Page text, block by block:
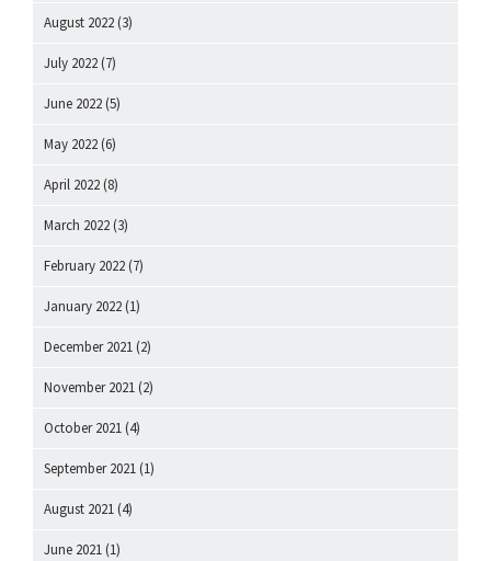
August 2022 (3)
July 2022 (7)
June 2022 (5)
May 2022 (6)
April 2022 (8)
March 2022 (3)
February 2022 (7)
January 2022 (1)
December 2021 (2)
November 2021 (2)
October 2021 (4)
September 2021 (1)
August 2021 (4)
June 2021 (1)